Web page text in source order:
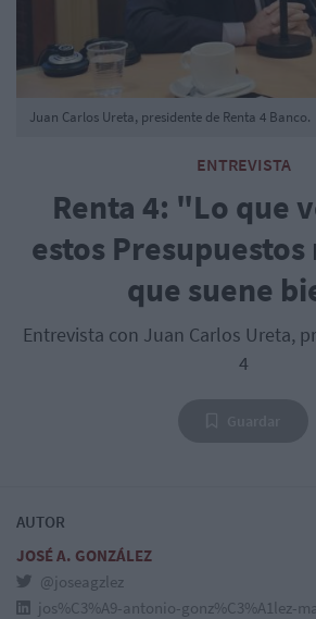
ENTREVISTA
Renta 4: "Lo que
estos Presupuestos
que suene
Entrevista con Juan Carlos Ureta,
4
Juan Carlos Ureta, presidente de Renta 4 Banco.
AUTOR
JOSÉ A. GONZÁLEZ
@joseagzlez
jos%C3%A9-antonio-gonz%C3%A1lez-